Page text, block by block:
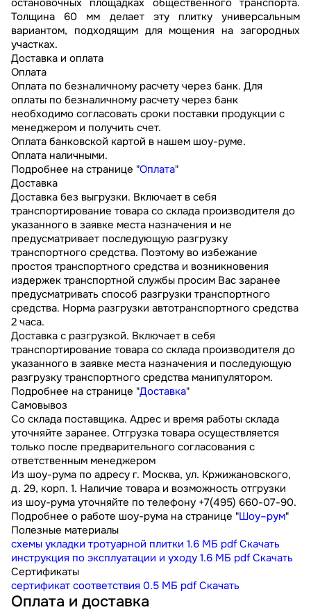
Толщина 60 мм делает эту плитку универсальным
вариантом, подходящим для мощения на загородных
участках.
Доставка и оплата
Оплата
Оплата по безналичному расчету через банк. Для
оплаты по безналичному расчету через банк
необходимо согласовать сроки поставки продукции с
менеджером и получить счет.
Оплата банковской картой в нашем шоу-руме.
Оплата наличными.
Подробнее на странице "Оплата"
Доставка
Доставка без выгрузки. Включает в себя
транспортирование товара со склада производителя до
указанного в заявке места назначения и не
предусматривает последующую разгрузку
транспортного средства. Поэтому во избежание
простоя транспортного средства и возникновения
издержек транспортной службы просим Вас заранее
предусматривать способ разгрузки транспортного
средства. Норма разгрузки автотранспортного средства
2 часа.
Доставка с разгрузкой. Включает в себя
транспортирование товара со склада производителя до
указанного в заявке места назначения и последующую
разгрузку транспортного средства манипулятором.
Подробнее на странице "Доставка"
Самовывоз
Со склада поставщика. Адрес и время работы склада
уточняйте заранее. Отгрузка товара осуществляется
только после предварительного согласования с
ответственным менеджером
Из шоу-рума по адресу г. Москва, ул. Кржижановского,
д. 29, корп. 1. Наличие товара и возможность отгрузки
из шоу-рума уточняйте по телефону +7(495) 660-07-90.
Подробнее о работе шоу-рума на странице "Шоу–рум"
Полезные материалы
схемы укладки тротуарной плитки 1.6 МБ pdf Скачать
инструкция по эксплуатации и уходу 1.6 МБ pdf Скачать
Сертификаты
сертификат соответствия 0.5 МБ pdf Скачать
Оплата и доставка